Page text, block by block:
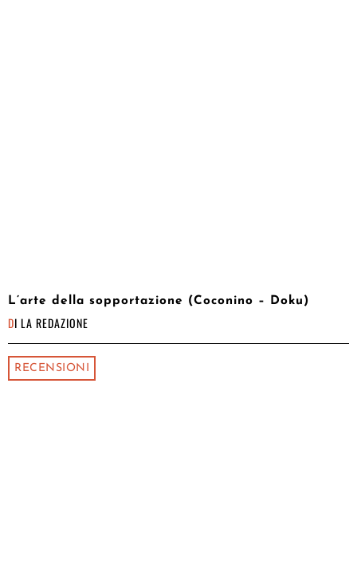
L’arte della sopportazione (Coconino – Doku)
DI LA REDAZIONE
RECENSIONI